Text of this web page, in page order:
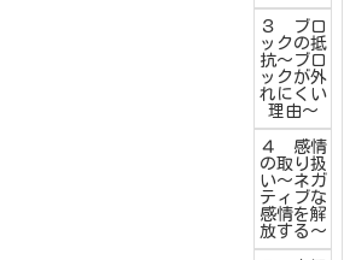
３ ブロ
ックの抵
抗～ブロ
ックが外
れにくい
理由～
４ 感情
の取り扱
い～ネガ
ティブな
感情を解
放する～